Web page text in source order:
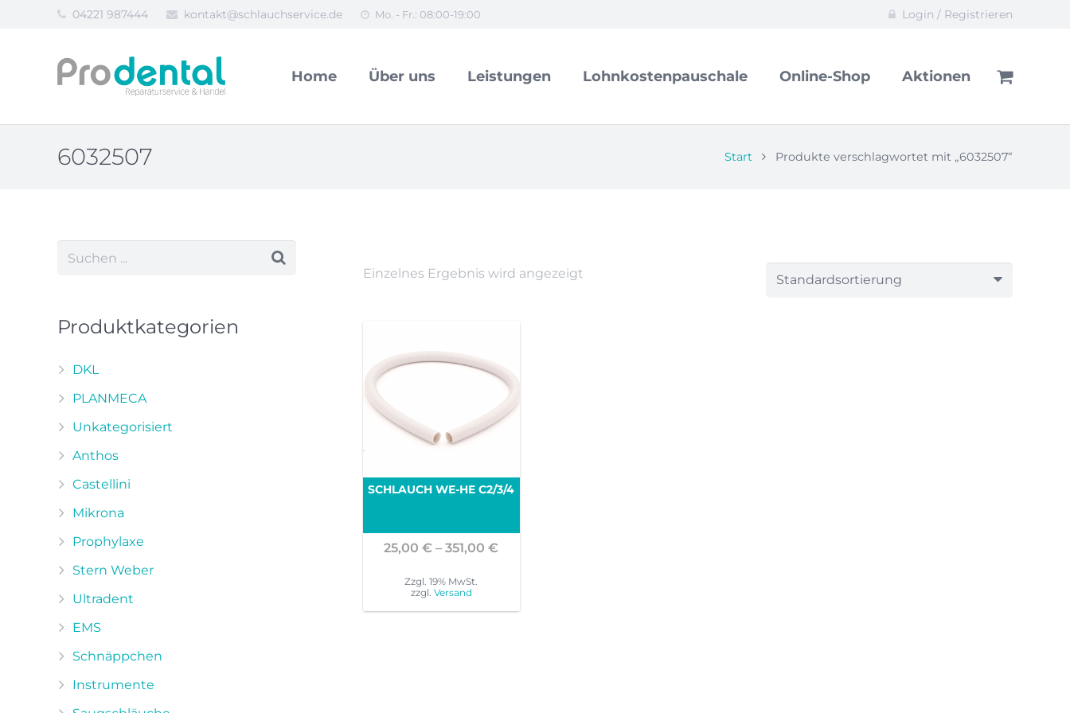
04221 987444 kontakt@schlauchservice.de Mo. - Fr.: 08:00-19:00 Login / Registrieren
Home Über uns Leistungen Lohnkostenpauschale Online-Shop Aktionen
6032507 Start Produkte verschlagwortet mit „6032507“
Einzelnes Ergebnis wird angezeigt
SCHLAUCH WE-HE C2/3/4
25,00€ –351,00€
Zzgl. 19% MwSt.
zzgl. Versand
Produktkategorien
DKL
PLANMECA
Unkategorisiert
Anthos
Castellini
Mikrona
Prophylaxe
Stern Weber
Ultradent
EMS
Schnäppchen
Instrumente